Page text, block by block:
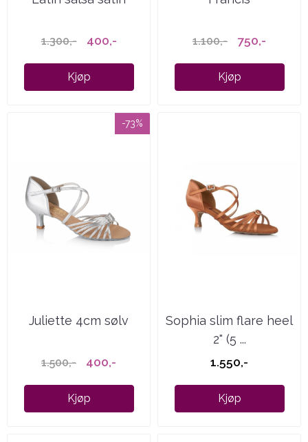
1.300,- 400,-
Kjøp
1.100,- 750,-
Kjøp
-73%
Juliette 4cm sølv
1.500,- 400,-
Kjøp
Sophia slim flare heel
2" (5 ...
1.550,-
Kjøp